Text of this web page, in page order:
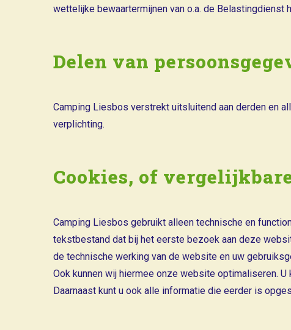
wettelijke bewaartermijnen van o.a. de Belastingdienst
Delen van
Camping Liesbos verstrekt uitsluitend aan derden en
verplichting.
Cookies, of
Camping Liesbos gebruikt alleen technische en
tekstbestand dat bij het eerste bezoek aan deze
de technische werking van de website en uw
Ook kunnen wij hiermee onze website optimaliseren.
Daarnaast kunt u ook alle informatie die eerder is